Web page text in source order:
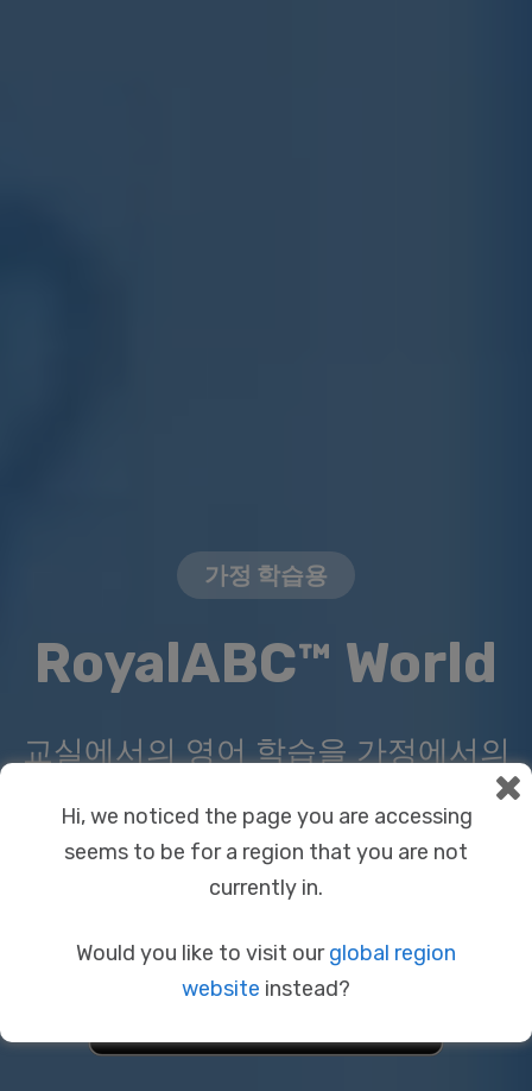
가정 학습용
RoyalABC™ World
교실에서의 영어 학습을 가정에서의
학습으로 연결해 주는 매력적인 3D
몰입형 세상
Hi, we noticed the page you are accessing
seems to be for a region that you are not
currently in.
Would you like to visit ourglobal region
website instead?